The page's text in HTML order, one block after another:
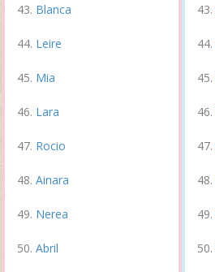
Blanca
Leire
Mia
Lara
Rocio
Ainara
Nerea
Abril